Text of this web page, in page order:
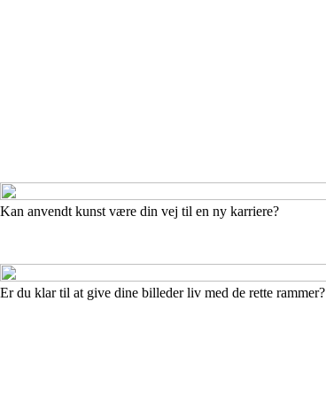
Kan anvendt kunst være din vej til en ny karriere?
Er du klar til at give dine billeder liv med de rette rammer?